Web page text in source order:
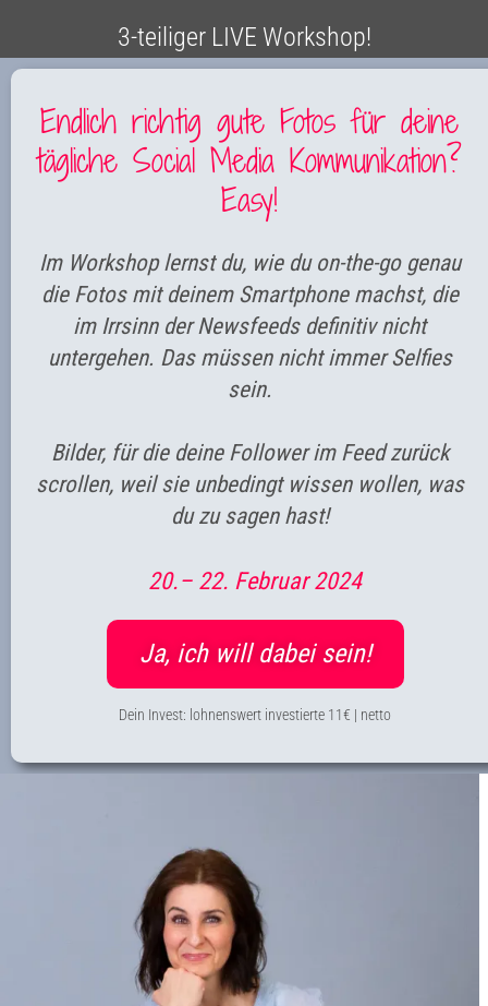
3-teiliger LIVE Workshop!
Endlich richtig gute Fotos für deine
tägliche Social Media Kommunikation?
Easy!
Im Workshop lernst du, wie du on-the-go genau
die Fotos mit deinem Smartphone machst, die
im Irrsinn der Newsfeeds definitiv nicht
untergehen. Das müssen nicht immer Selfies
sein.
Bilder, für die deine Follower im Feed zurück
scrollen, weil sie unbedingt wissen wollen, was
du zu sagen hast!
20.– 22. Februar 2024
Ja, ich will dabei sein!
Dein Invest: lohnenswert investierte 11€ | netto